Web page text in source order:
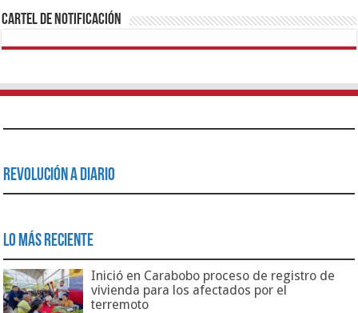
Cartel de Notificación
Revolución a Diario
Lo Más Reciente
Inició en Carabobo proceso de registro de
vivienda para los afectados por el
terremoto